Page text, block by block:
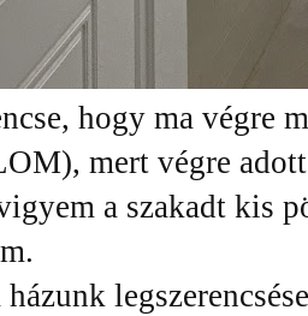
hogy ma végre
mert végre
a szakadt kis